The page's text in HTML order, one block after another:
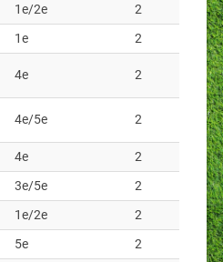
1e/2e
2
1e 2
4e 2
4e/5e 2
4e
2
3e/5e
2
1e/2e
2
5e
2